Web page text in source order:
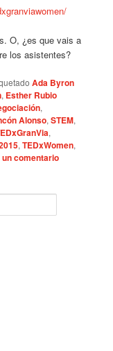
O, ¿es que vais a
los asistentes?
Ada Byron
, Esther Rubio
,
Alonso,STEM,
,
,TEDxWomen,
un comentario